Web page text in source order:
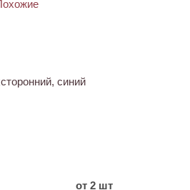
синий
от 2 шт